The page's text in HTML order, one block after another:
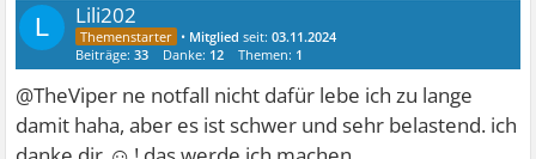
L Lili202
• Mitglied seit:03.11.2024
Beiträge:33 Danke: 12 Themen: 1
@TheViper ne notfall nicht dafür lebe ich zu lange
damit haha, aber es ist schwer und sehr belastend. ich